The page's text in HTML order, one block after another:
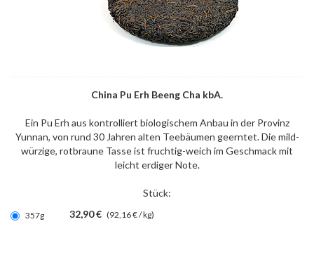
China Pu Erh Beeng Cha kbA.
Ein Pu Erh aus kontrolliert biologischem Anbau in der Provinz
Yunnan, von rund 30 Jahren alten Teebäumen geerntet. Die mild-
würzige, rotbraune Tasse ist fruchtig-weich im Geschmack mit
leicht erdiger Note.
Stück:
357g 32,90 € (92,16 € / kg)